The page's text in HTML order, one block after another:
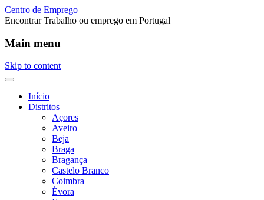
Centro de Emprego
Encontrar Trabalho ou emprego em Portugal
Main menu
Skip to content
Início
Distritos
Açores
Aveiro
Beja
Braga
Bragança
Castelo Branco
Coimbra
Évora